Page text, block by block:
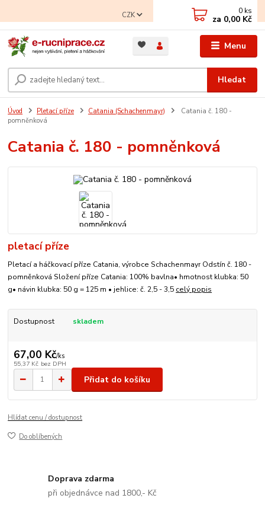
Menu
CZK
Hledat
0 ks
za 0,00 Kč
Úvod Pletací příze Catania (Schachenmayr)
Catania č. 180 -
pomněnková
Catania č. 180 - pomněnková
pletací příze
Pletací a háčkovací příze Catania, výrobce Schachenmayr Odstín č. 180 -
pomněnková Složení příze Catania: 100% bavlna• hmotnost klubka: 50
g• návin klubka: 50 g = 125 m • jehlice: č. 2,5 - 3,5 celý popis
Dostupnost skladem
67,00 Kč/ks
55,37 Kč bez DPH
Přidat do košíku
Hlídat cenu / dostupnost
Do oblíbených
Doprava zdarma
při objednávce nad 1800,- Kč